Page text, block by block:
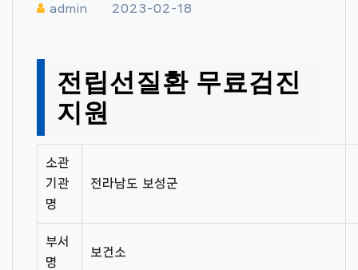
admin 2023-02-18
전립선질환 무료검진
지원
소관
기관
명
전라남도 보성군
부서
명
보건소